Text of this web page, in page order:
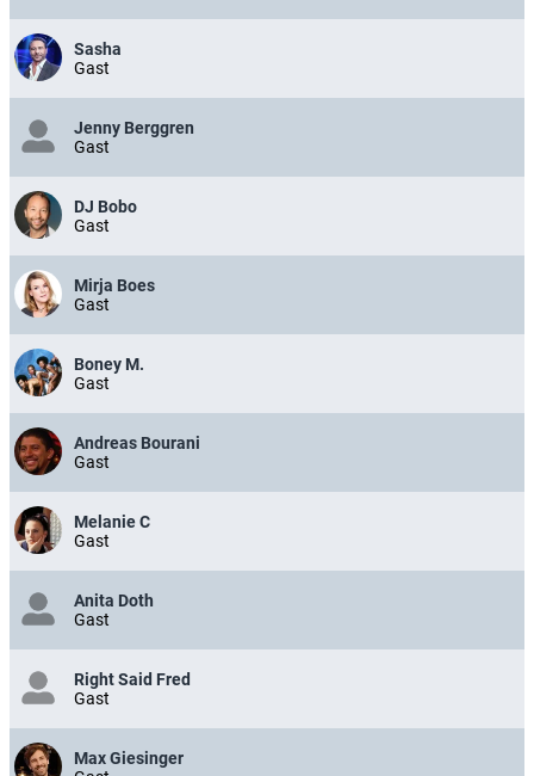
Sasha
Gast
Jenny Berggren
Gast
DJ Bobo
Gast
Mirja Boes
Gast
Boney M.
Gast
Andreas Bourani
Gast
Melanie C
Gast
Anita Doth
Gast
Right Said Fred
Gast
Max Giesinger